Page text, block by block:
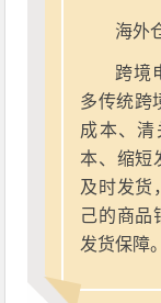
海外
跨境
多传统跨
成本、清
本、缩短
及时发货
己的商品
发货保障。